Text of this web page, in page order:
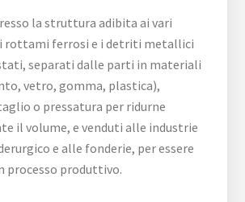
la struttura adibita ai vari
ferrosi e i detriti metallici
separati dalle parti in materiali
vetro, gomma, plastica),
o pressatura per ridurne
il volume, e venduti alle industrie
e alle fonderie, per essere
processo produttivo.